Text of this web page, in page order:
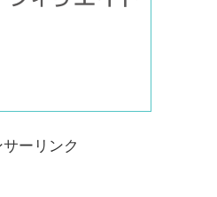
ーリンク